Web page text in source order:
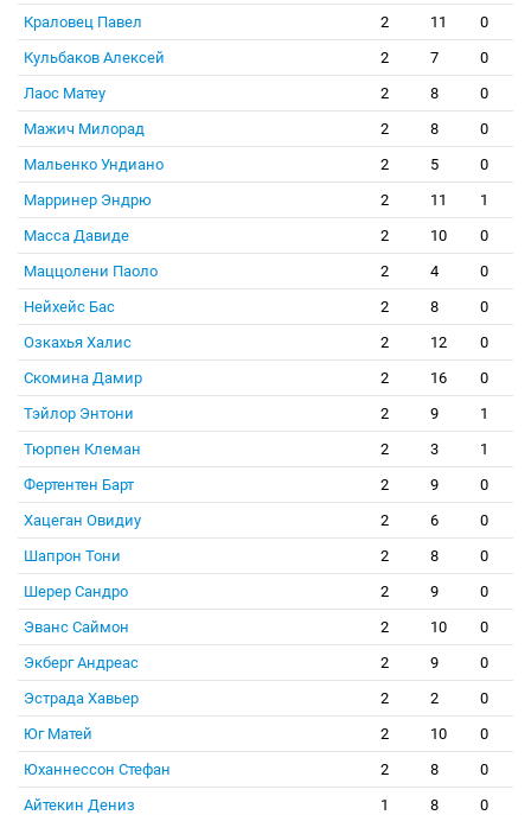
Краловец Павел
2 11
0
Кульбаков Алексей
2 7
0
Лаос Матеу
2 8
0
Мажич Милорад
2 8
0
Мальенко Ундиано
2 5
0
Марринер Эндрю
2 11
1
Масса Давиде
2 10
0
Маццолени Паоло
2 4
0
Нейхейс Бас
2 8
0
Озкахья Халис
2 12
0
Скомина Дамир
2 16
0
Тэйлор Энтони
2 9
1
Тюрпен Клеман
2 3
1
Фертентен Барт
2 9
0
Хацеган Овидиу
2 6
0
Шапрон Тони
2 8
0
Шерер Сандро
2 9
0
Эванс Саймон
2 10
0
Экберг Андреас
2 9
0
Эстрада Хавьер
2 2
0
Юг Матей
2 10
0
Юханнессон Стефан
2 8
0
Айтекин Дениз
1 8
0